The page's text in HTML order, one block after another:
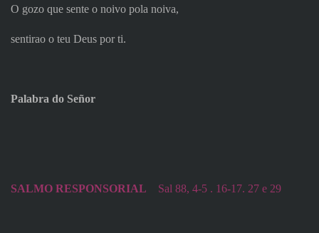
O gozo que sente o noivo pola noiva,
sentirao o teu Deus por ti.
Palabra do Señor
SALMO RESPONSORIAL Sal 88, 4-5 . 16-17. 27 e 29